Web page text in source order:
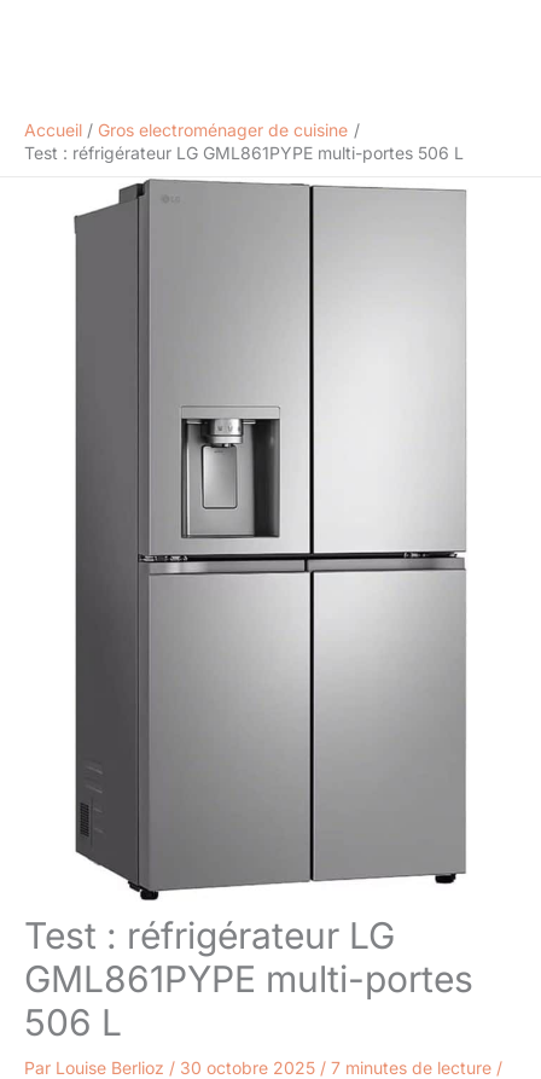
Accueil
Gros electroménager de cuisine
Test : réfrigérateur LG GML861PYPE multi-portes 506 L
Test : réfrigérateur LG
GML861PYPE multi-portes
506 L
Par Louise Berlioz / 30 octobre 2025 / 7 minutes de lecture /